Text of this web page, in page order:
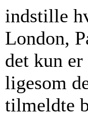
indstille
London,
det kun
ligesom
tilmeldte